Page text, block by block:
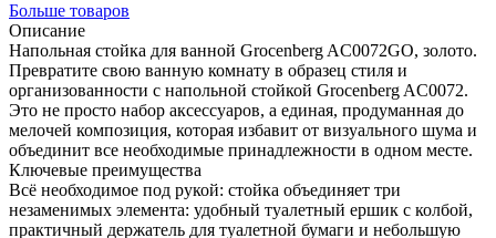
Больше товаров
Описание
Напольная стойка для ванной Grocenberg AC0072GO, золото.
Превратите свою ванную комнату в образец стиля и
организованности с напольной стойкой Grocenberg AC0072.
Это не просто набор аксессуаров, а единая, продуманная до
мелочей композиция, которая избавит от визуального шума и
объединит все необходимые принадлежности в одном месте.
Ключевые преимущества
Всё необходимое под рукой: стойка объединяет три
незаменимых элемента: удобный туалетный ершик с колбой,
практичный держатель для туалетной бумаги и небольшую